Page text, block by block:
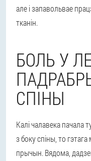
але і запавольвае
тканін.
БОЛЬ У
СПІНЫ
Калі чалавека пачала
з боку спіны, то
прычын. Вядома,